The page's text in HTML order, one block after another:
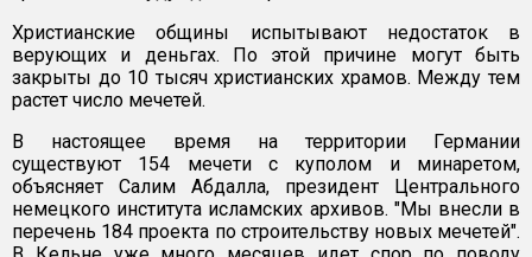
Христианские общины испытывают недостаток в
верующих и деньгах. По этой причине могут быть
закрыты до 10 тысяч христианских храмов. Между тем
растет число мечетей.
В настоящее время на территории Германии
существуют 154 мечети с куполом и минаретом,
объясняет Салим Абдалла, президент Центрального
немецкого института исламских архивов. "Мы внесли в
перечень 184 проекта по строительству новых мечетей".